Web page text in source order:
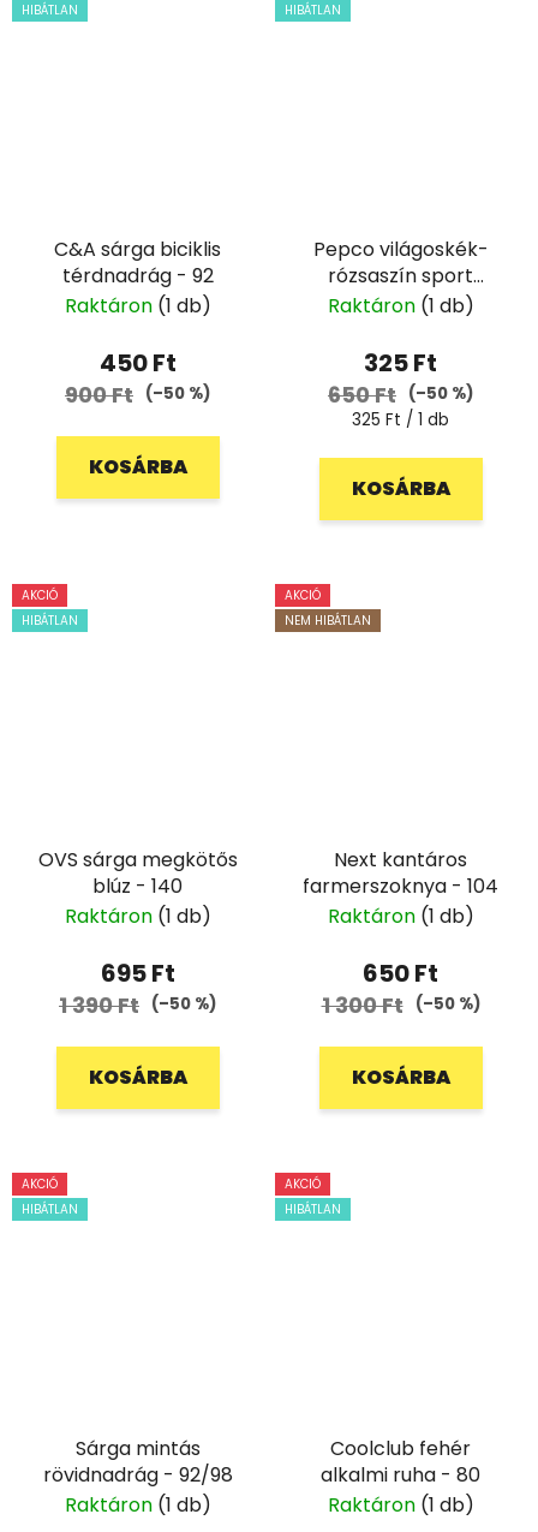
HIBÁTLAN
C&A sárga biciklis
térdnadrág - 92
Raktáron (1 db)
450 Ft
900 Ft (–50 %)
KOSÁRBA
HIBÁTLAN
Pepco világoskék-
rózsaszín sport
rövidnadrág - 128
Raktáron (1 db)
325 Ft
650 Ft (–50 %)
Egységár:
325 Ft / 1 db
KOSÁRBA
AKCIÓ
HIBÁTLAN
OVS sárga megkötős
blúz - 140
Raktáron (1 db)
695 Ft
1 390 Ft (–50 %)
KOSÁRBA
AKCIÓ
NEM HIBÁTLAN
Next kantáros
farmerszoknya - 104
Raktáron (1 db)
650 Ft
1 300 Ft (–50 %)
KOSÁRBA
AKCIÓ
HIBÁTLAN
Sárga mintás
rövidnadrág - 92/98
Raktáron (1 db)
AKCIÓ
HIBÁTLAN
Coolclub fehér
alkalmi ruha - 80
Raktáron (1 db)